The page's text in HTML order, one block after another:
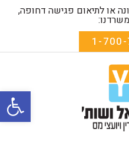
פתח
או לתיאום פגישה דחופה,
1-